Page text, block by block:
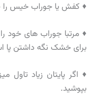
♦ کفش یا جوراب خیس را
♦ مرتبا جوراب های خود
برای خشک نگه داشتن پا
♦ اگر پایتان زیاد
بپوشید.